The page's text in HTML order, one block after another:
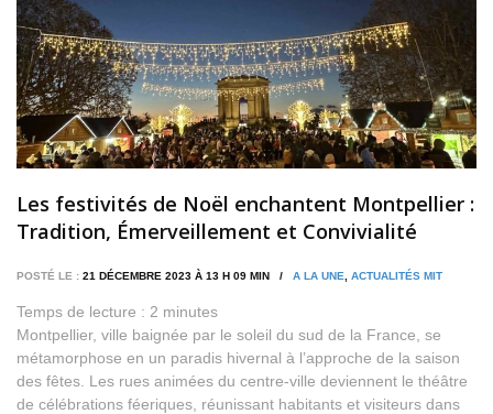
Les festivités de Noël enchantent Montpellier :
Tradition, Émerveillement et Convivialité
POSTÉ LE : 21 DÉCEMBRE 2023 À 13 H 09 MIN / A LA UNE ACTUALITÉS MIT
Temps de lecture : 2 minutes
Montpellier, ville baignée par le soleil du sud de la France, se
métamorphose en un paradis hivernal à l’approche de la saison
des fêtes. Les rues animées du centre-ville deviennent le théâtre
de célébrations féeriques, réunissant habitants et visiteurs dans